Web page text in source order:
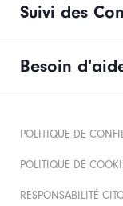
Suivi des
Besoin
POLITIQUE DE
POLITIQUE DE
RESPONSABILITÉ